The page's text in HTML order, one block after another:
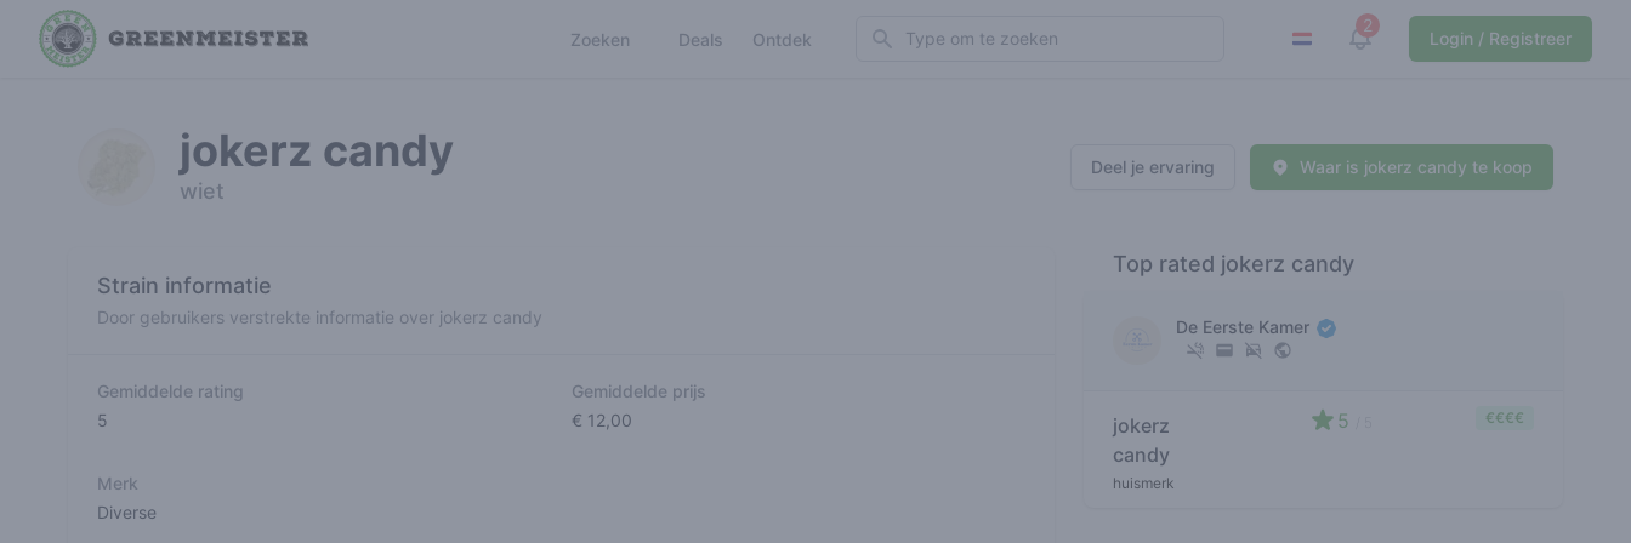
Zoeken Deals Ontdek Search 2
View notifications
Login / Registreer
jokerz candy
wiet
Deel je ervaring Waar is jokerz candy te koop
Strain informatie
Door gebruikers verstrekte informatie over jokerz candy
Gemiddelde rating
5
Gemiddelde prijs
€ 12,00
Merk
Diverse
Top rated jokerz candy
De Eerste Kamer
jokerz
candy
huismerk
5 €€€€